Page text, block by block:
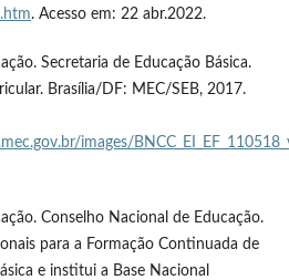
. Acesso em: 22 abr.2022.
Secretaria de Educação Básica.
Brasília/DF: MEC/SEB, 2017.
images/
Conselho Nacional de Educação.
para a Formação Continuada de
e institui a Base Nacional